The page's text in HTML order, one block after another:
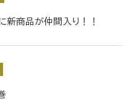
商品が仲間入り！！